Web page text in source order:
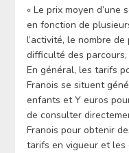
« Le prix moyen d’une
en fonction de
l’activité, le nombre
difficulté des
En général, les tarifs
Franois se situent
enfants et Y euros
de consulter
Franois pour obtenir
tarifs en vigueur et les